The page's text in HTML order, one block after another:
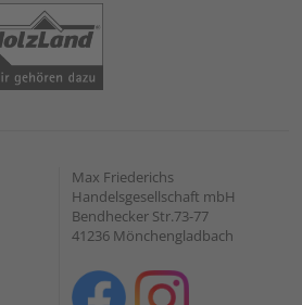
Max Friederichs
Handelsgesellschaft mbH
Bendhecker Str.73-77
41236 Mönchengladbach